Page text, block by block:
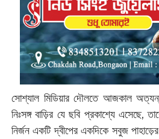
সোশ্যাল মিডিয়ার দৌলতে আজকাল
নিঃসঙ্গ বাড়ির যে ছবি প্রকাশ্যে এসেছে,
নির্জন একটি দ্বীপের একদিকে সবুজ